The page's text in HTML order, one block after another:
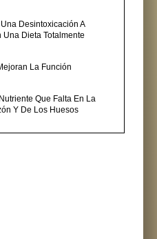
Desintoxicación A
Una Dieta Totalmente
La Función
Que Falta En La
Y De Los Huesos